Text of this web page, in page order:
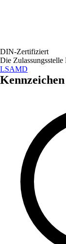
DIN-Zertifiziert
Die Zulassungsstelle
LSAMD
Kennzeichen